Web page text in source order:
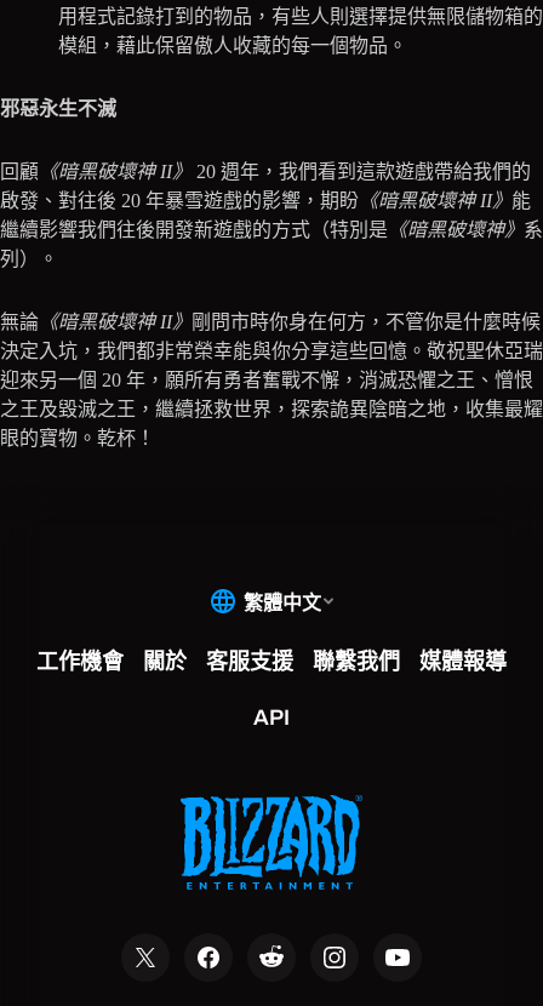
用程式記錄打到的物品，有些人則選擇提供無限儲物箱的
模組，藉此保留傲人收藏的每一個物品。
邪惡永生不滅
回顧 《暗黑破壞神 II》 20 週年，我們看到這款遊戲帶給我們的
啟發、對往後 20 年暴雪遊戲的影響，期盼 《暗黑破壞神 II》 能
繼續影響我們往後開發新遊戲的方式（特別是 《暗黑破壞神》 系
列）。
無論 《暗黑破壞神 II》 剛問市時你身在何方，不管你是什麼時候
決定入坑，我們都非常榮幸能與你分享這些回憶。敬祝聖休亞瑞
迎來另一個 20 年，願所有勇者奮戰不懈，消滅恐懼之王、憎恨
之王及毀滅之王，繼續拯救世界，探索詭異陰暗之地，收集最耀
眼的寶物。乾杯！